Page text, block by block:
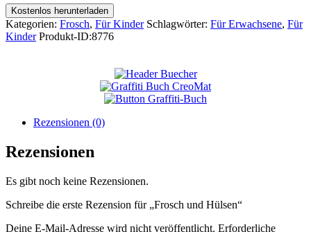
Kostenlos herunterladen
Kategorien: Frosch, Für Kinder Schlagwörter: Für Erwachsene, Für
Kinder Produkt-ID:8776
Rezensionen (0)
Rezensionen
Es gibt noch keine Rezensionen.
Schreibe die erste Rezension für „Frosch und Hülsen“
Deine E-Mail-Adresse wird nicht veröffentlicht. Erforderliche